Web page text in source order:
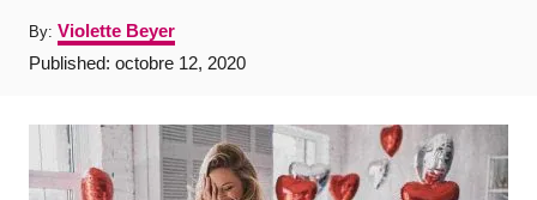
By: A
u
t
o
Violette Beyer
P
d
Published: octobre 12, 2020